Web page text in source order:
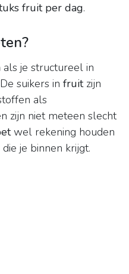
fruit per dag.
als je structureel in
suikers in fruitzijn
als
zijn niet meteen slecht
wel rekening houden
je binnen krijgt.